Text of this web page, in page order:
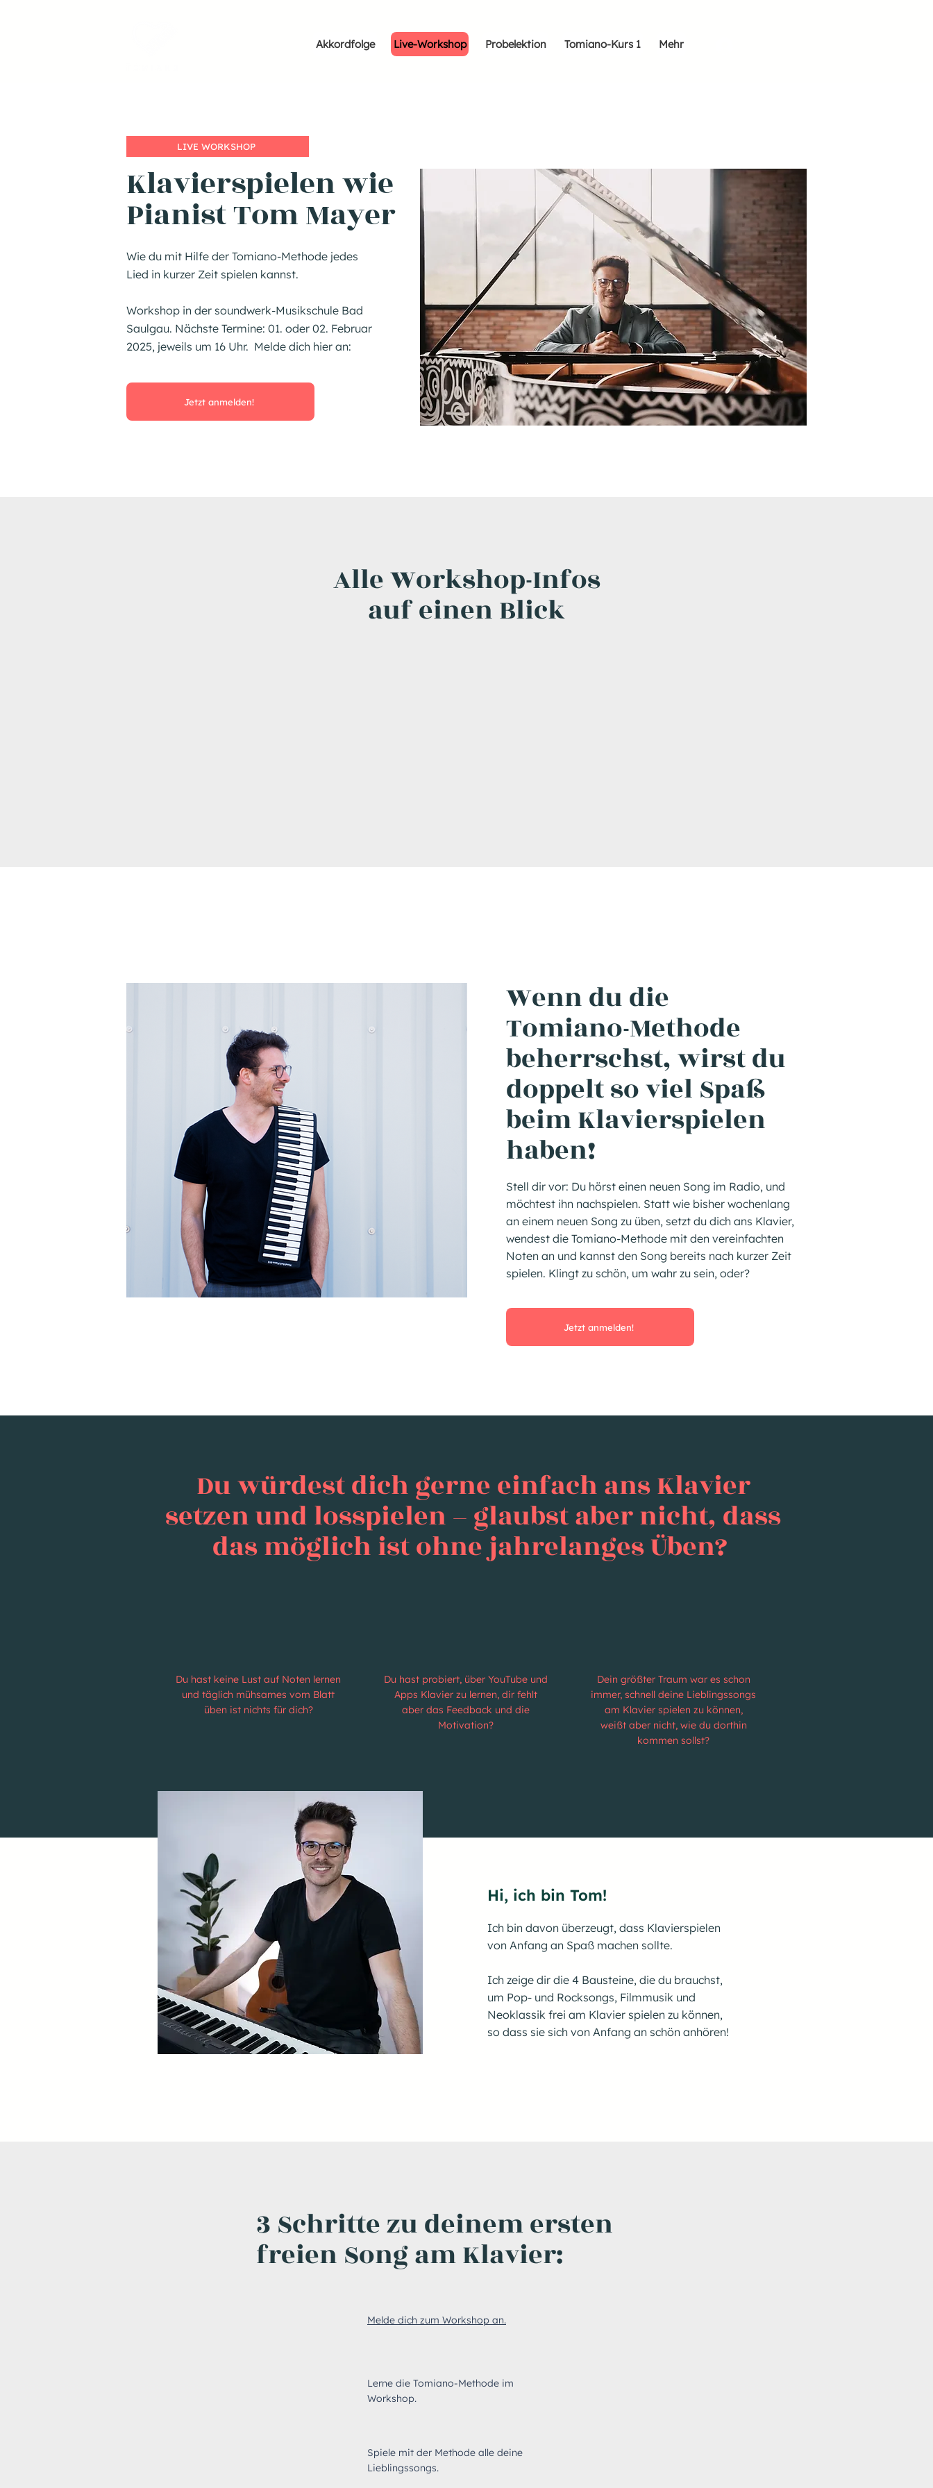
Akkordfolge Live-Workshop Probelektion Tomiano-Kurs 1 Mehr
LIVE WORKSHOP
Wie du mit Hilfe der Tomiano-Methode jedes
Lied in kurzer Zeit spielen kannst.
Workshop in der soundwerk-Musikschule Bad
Saulgau. Nächste Termine: 01. oder 02. Februar
2025, jeweils um 16 Uhr. Melde dich hier an:
Klavierspielen wie
Pianist Tom Mayer
Jetzt anmelden!
Alle Workshop-Infos
auf einen Blick
Wenn du die
Tomiano-Methode
beherrschst, wirst du
doppelt so viel Spaß
beim Klavierspielen
haben!
Stell dir vor: Du hörst einen neuen Song im Radio, und
möchtest ihn nachspielen. Statt wie bisher wochenlang
an einem neuen Song zu üben, setzt du dich ans Klavier,
wendest die Tomiano-Methode mit den vereinfachten
Noten an und kannst den Song bereits nach kurzer Zeit
spielen. Klingt zu schön, um wahr zu sein, oder?
Jetzt anmelden!
Du würdest dich gerne einfach ans Klavier
setzen und losspielen – glaubst aber nicht, dass
das möglich ist ohne jahrelanges Üben?
Du hast keine Lust auf Noten lernen
und täglich mühsames vom Blatt
üben ist nichts für dich?
Du hast probiert, über YouTube und
Apps Klavier zu lernen, dir fehlt
aber das Feedback und die
Motivation?
Dein größter Traum war es schon
immer, schnell deine Lieblingssongs
am Klavier spielen zu können,
weißt aber nicht, wie du dorthin
kommen sollst?
Hi, ich bin Tom!
Ich bin davon überzeugt, dass Klavierspielen
von Anfang an Spaß machen sollte.
Ich zeige dir die 4 Bausteine, die du brauchst,
um Pop- und Rocksongs, Filmmusik und
Neoklassik frei am Klavier spielen zu können,
so dass sie sich von Anfang an schön anhören!
3 Schritte zu deinem ersten
freien Song am Klavier:
Melde dich zum Workshop an.
02Lerne die Tomiano-Methode im
Workshop.
03Spiele mit der Methode alle deine
Lieblingssongs.